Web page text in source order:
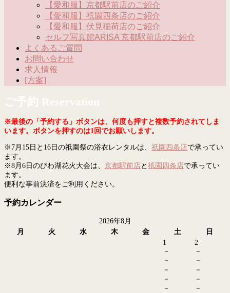
【愛和服】京都駅前店のご紹介
【愛和服】祇園四条店のご紹介
【愛和服】伏見稲荷店のご紹介
セルフ写真館ARISA 京都駅前店のご紹介
よくあるご質問
お問い合わせ
求人情報
[方案]
ご予約 Reservation
※最後の「予約する」ボタンは、何度も押すと複数予約されてしま
います。ボタンを押すのは1回でお願いします。
※7月15日と16日の祇園祭の浴衣レンタルは、 祇園四条店で承ってい
ます。
※8月6日のびわ湖花火大会は、 京都駅前店 と 祇園四条店で承ってい
ます。
便利な事前決済をご利用ください。
予約カレンダー
2026年8月
月
火 水 木 金 土
日
1
－
－
－
－
－
2
－
－
－
－
－